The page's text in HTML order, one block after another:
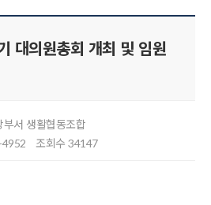
대의원총회 개최 및 임원
부서 생활협동조합
조회수 34147